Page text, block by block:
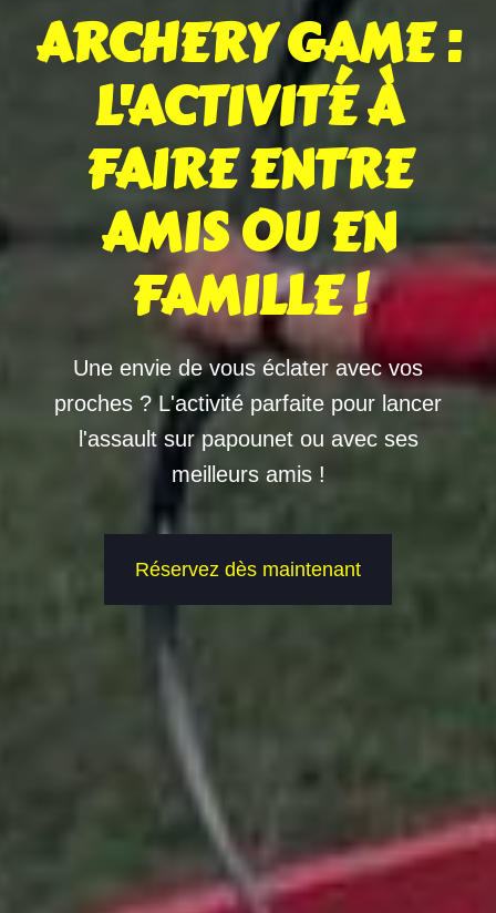
ARCHERY GAME :
L'ACTIVITÉ À
FAIRE ENTRE
AMIS OU EN
FAMILLE !
Une envie de vous éclater avec vos
proches ? L'activité parfaite pour lancer
l'assault sur papounet ou avec ses
meilleurs amis !
Réservez dès maintenant